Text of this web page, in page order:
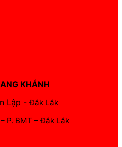
KHÁNH
Lập -Đắk Lắk
P. BMT – Đắk Lắk